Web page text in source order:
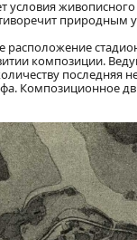
природным
композиции.
последняя
Композиционное